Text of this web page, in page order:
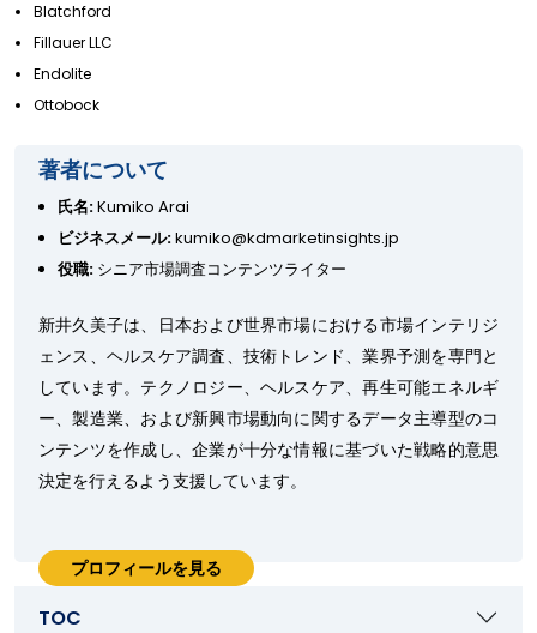
Blatchford
Fillauer LLC
Endolite
Ottobock
著者について
氏名:Kumiko Arai
ビジネスメール:kumiko@kdmarketinsights.jp
役職: シニア市場調査コンテンツライター
新井久美子は、日本および世界市場における市場インテリジ
ェンス、ヘルスケア調査、技術トレンド、業界予測を専門と
しています。テクノロジー、ヘルスケア、再生可能エネルギ
ー、製造業、および新興市場動向に関するデータ主導型のコ
ンテンツを作成し、企業が十分な情報に基づいた戦略的意思
決定を行えるよう支援しています。
プロフィールを見る
TOC